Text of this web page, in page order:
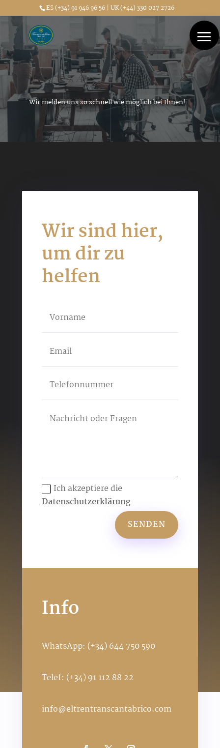
ES (+34) 91 946 96 56 | UK (+44) 330 027 2726
Wir melden uns so schnell wie möglich bei Ihnen!
Wir sind hier,
um dir zu
helfen
Ich akzeptiere die
Datenschutzerklärung
SENDEN
Info
WhatsApp: (+34) 644 750 590
Telef: (+34) 91 112 88 22
info@eltrentranscantabrico.com